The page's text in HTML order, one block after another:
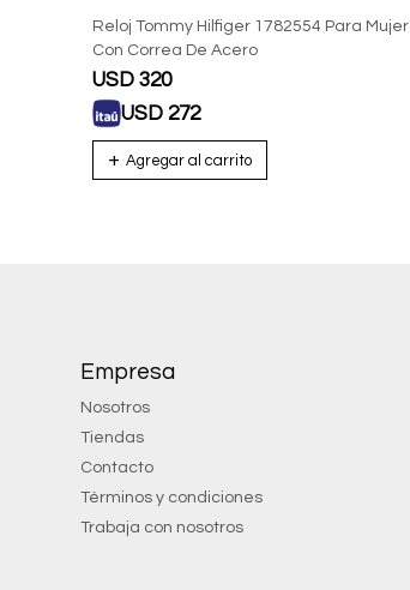
Reloj Tommy Hilfiger 1782554 Para Mujer
Con Correa De Acero
USD 320
USD 272
Empresa
Nosotros
Tiendas
Contacto
Términos y condiciones
Trabaja con nosotros